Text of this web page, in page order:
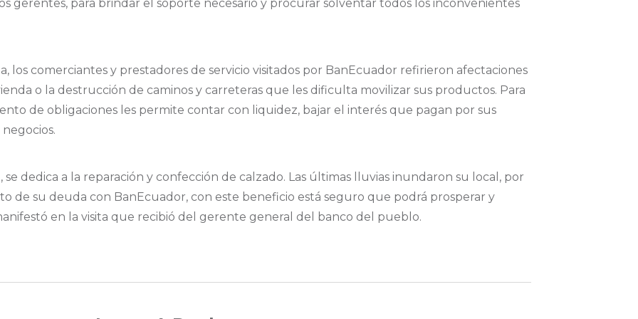
gerentes, para brindar el soporte necesario y procurar solventar todos los inconvenientes
los comerciantes y prestadores de servicio visitados por BanEcuador refirieron afectaciones
o la destrucción de caminos y carreteras que les dificulta movilizar sus productos. Para
de obligaciones les permite contar con liquidez, bajar el interés que pagan por sus
se dedica a la reparación y confección de calzado. Las últimas lluvias inundaron su local, por
de su deuda con BanEcuador, con este beneficio está seguro que podrá prosperar y
en la visita que recibió del gerente general del banco del pueblo.